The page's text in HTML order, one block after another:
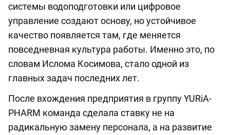
системы водоподготовки или цифровое
управление создают основу, но устойчивое
качество появляется там, где меняется
повседневная культура работы. Именно это, по
словам Ислома Косимова, стало одной из
главных задач последних лет.
После вхождения предприятия в группу YURiA-
PHARM команда сделала ставку не на
радикальную замену персонала, а на развитие